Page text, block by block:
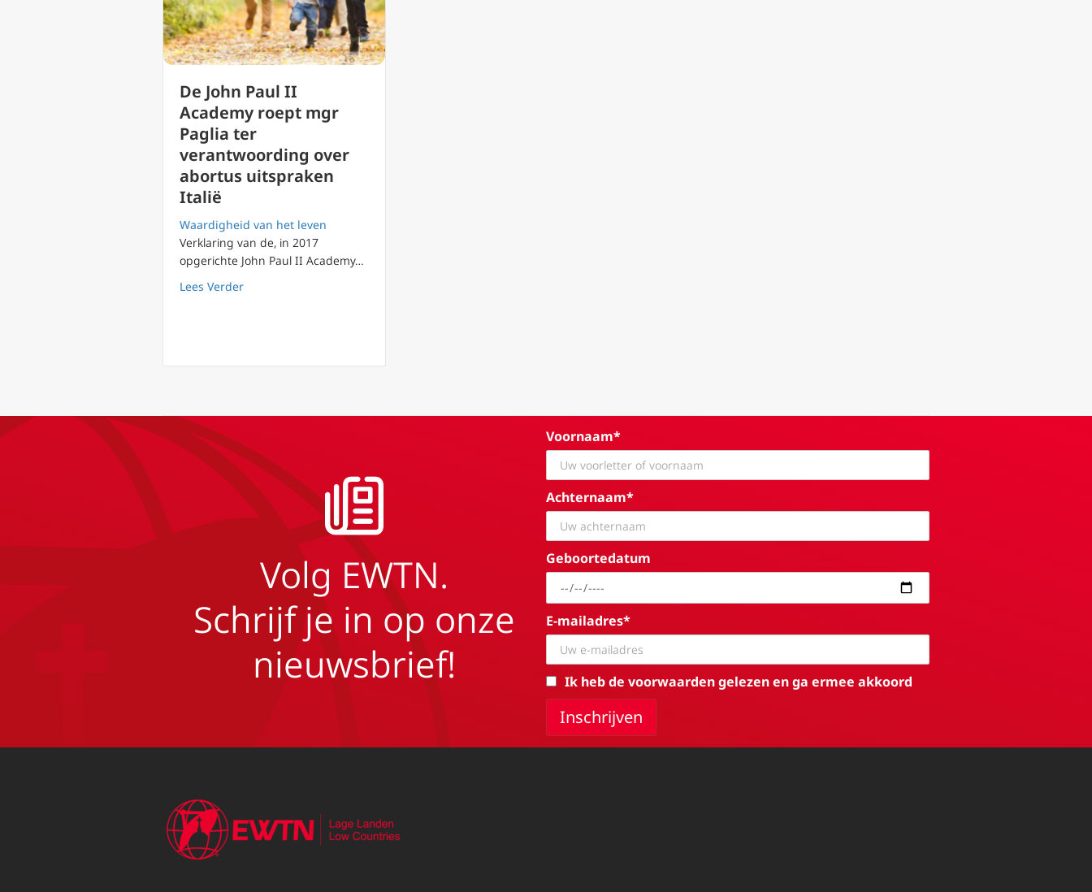
De John Paul II
Academy roept mgr
Paglia ter
verantwoording over
abortus uitspraken
Italië
Waardigheid van het leven
Verklaring van de, in 2017
opgerichte John Paul II Academy…
Lees Verderabout De John Paul II Academy roept mgr Paglia ter verantwoording over abortus uitspraken Italië
Volg EWTN.
Schrijf je in op onze
nieuwsbrief!
Voornaam*
Achternaam*
Geboortedatum
E-mailadres*
Ik heb de voorwaarden gelezen en ga ermee akkoord